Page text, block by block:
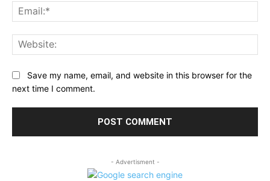
Save my name, email, and website in this browser for the
next time I comment.
- Advertisment -